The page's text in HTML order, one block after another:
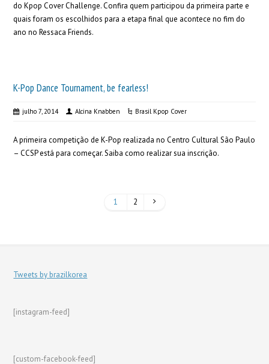
do Kpop Cover Challenge. Confira quem participou da primeira parte e
quais foram os escolhidos para a etapa final que acontece no fim do
ano no Ressaca Friends.
K-Pop Dance Tournament, be fearless!
julho 7, 2014 Alcina Knabben Brasil Kpop Cover
A primeira competição de K-Pop realizada no Centro Cultural São Paulo
– CCSP está para começar. Saiba como realizar sua inscrição.
1 2
Tweets by brazilkorea
[instagram-feed]
[custom-facebook-feed]